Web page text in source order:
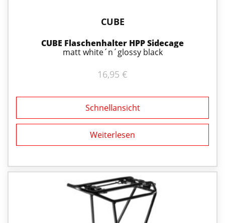
CUBE
CUBE Flaschenhalter HPP Sidecage
matt white´n´glossy black
16,95€
Schnellansicht
Weiterlesen